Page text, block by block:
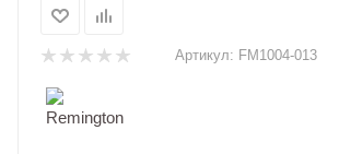
Артикул: FM1004-013